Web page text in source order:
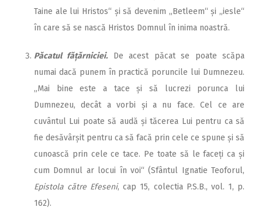
Taine ale lui Hristos“ și să devenim „Betleem“ și „iesle“
în care să se nască Hristos Domnul în inima noastră.
Păcatul fățărniciei. De acest păcat se poate scăpa
numai dacă punem în practică poruncile lui Dumnezeu.
„Mai bine este a tace și să lucrezi porunca lui
Dumnezeu, decât a vorbi și a nu face. Cel ce are
cuvântul Lui poate să audă și tăcerea Lui pentru ca să
fie desăvârșit pentru ca să facă prin cele ce spune și să
cunoască prin cele ce tace. Pe toate să le faceți ca și
cum Domnul ar locui în voi“ (Sfântul Ignatie Teoforul,
Epistola către Efeseni, cap 15, colectia P.S.B., vol. 1, p.
162).